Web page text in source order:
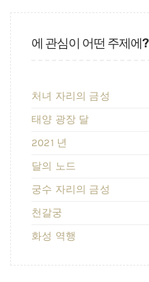
에 관심이 어떤 주제에?
처녀 자리의 금성
태양 광장 달
2021 년
달의 노드
궁수 자리의 금성
천갈궁
화성 역행